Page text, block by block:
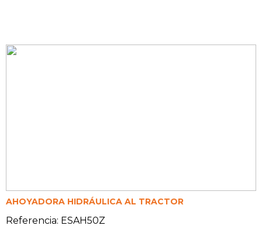
AHOYADORA HIDRÁULICA AL TRACTOR
Referencia: ESAH50Z